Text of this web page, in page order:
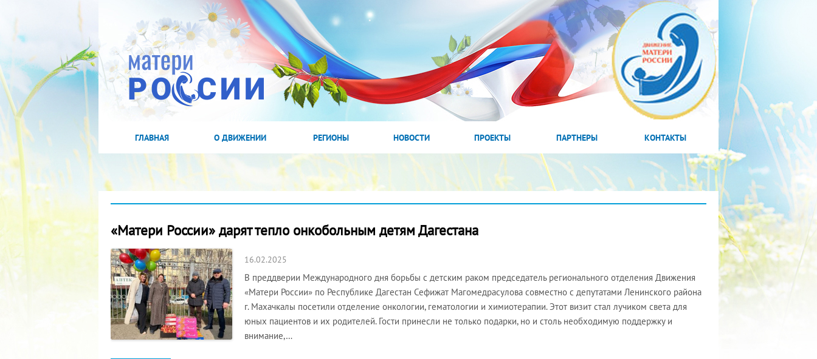
ГЛАВНАЯ О ДВИЖЕНИИ РЕГИОНЫ НОВОСТИ ПРОЕКТЫ ПАРТНЕРЫ КОНТАКТЫ
«Матери России» дарят тепло онкобольным детям Дагестана
16.02.2025
В преддверии Международного дня борьбы с детским раком председатель регионального отделения Движения
«Матери России» по Республике Дагестан Сефижат Магомедрасулова совместно с депутатами Ленинского района
г. Махачкалы посетили отделение онкологии, гематологии и химиотерапии. Этот визит стал лучиком света для
юных пациентов и их родителей. Гости принесли не только подарки, но и столь необходимую поддержку и
внимание,…